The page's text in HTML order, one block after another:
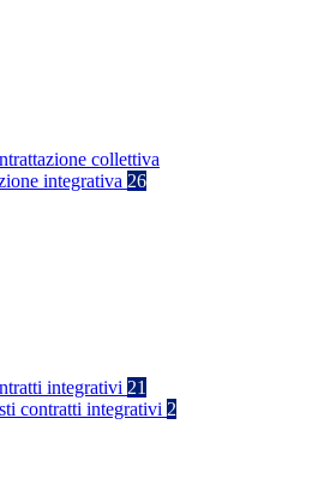
collettiva
integrativa 26
integrativi 21
contratti integrativi 2